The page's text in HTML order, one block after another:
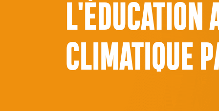
L'ÉDUCATION
CLIMATIQUE